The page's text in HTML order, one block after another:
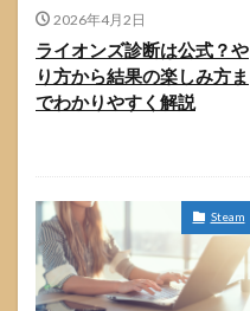
2026年4月2日
ライオンズ診断は公式？や
り方から結果の楽しみ方ま
でわかりやすく解説
Steam